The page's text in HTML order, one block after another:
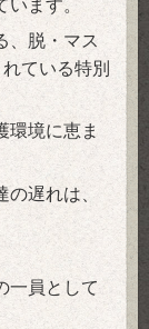
、脱・マス
ている特別
環境に恵ま
の遅れは、
一員として